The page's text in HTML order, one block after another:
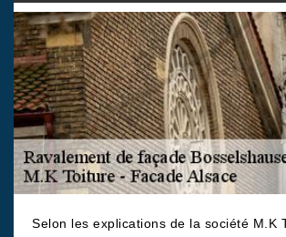
Selon les explications de la société M.K